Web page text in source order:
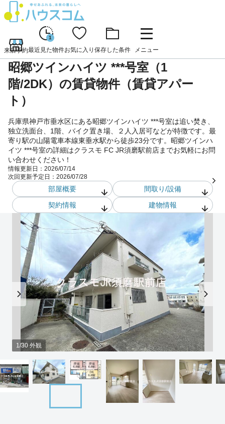
来店予約
1
最近見た物件お気に入り 保存した条件 メニュー
昭郷ツインハイツ ***号室（1
階/2DK）の賃貸物件（賃貸アパー
ト）
兵庫県神戸市垂水区にある昭郷ツインハイツ ***号室は追い焚き、
独立洗面台、1階、バイク置き場、２人入居可などが特徴です。最
寄り駅の山陽電車本線東垂水駅から徒歩23分です。昭郷ツインハ
イツ ***号室の詳細はクラスモ FC JR須磨駅前店までお気軽にお問
い合わせください！
情報更新日： 2026/07/14
次回更新予定日： 2026/07/28
部屋概要
間取り/設備
契約情報
建物情報
1/30 外観